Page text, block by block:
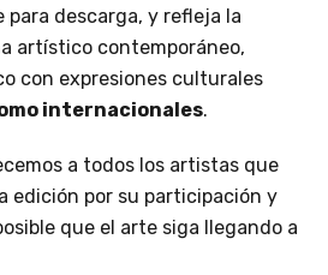
para descarga, y refleja la
artístico contemporáneo,
con expresiones culturales
internacionales.
a todos los artistas que
edición por su participación y
que el arte siga llegando a